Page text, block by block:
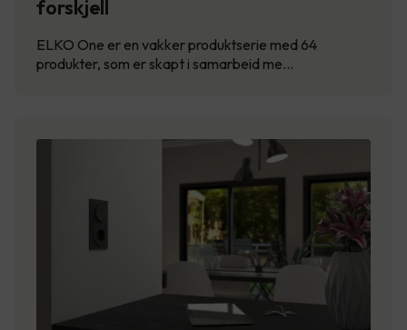
forskjell
ELKO One er en vakker produktserie med 64
produkter, som er skapt i samarbeid me…